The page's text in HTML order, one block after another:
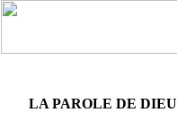
LA PAROLE DE DIEU